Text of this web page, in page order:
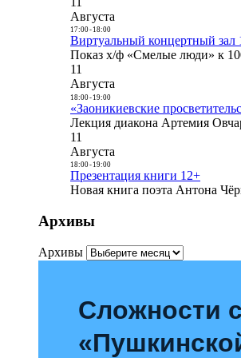
Августа
17:00- 18:00
Виртуальный концертный зал
Показ х/ф «Смелые люди» к
11
Августа
18:00- 19:00
«Заоникиевские
Лекция диакона Артемия
11
Августа
18:00- 19:00
Презентация книги 12+
Новая книга поэта Антона
Архивы
Архивы
Сложности